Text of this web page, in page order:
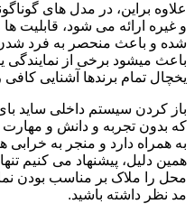
علاوه براین، در مدل های
و غیره ارائه می شود، قابلیت
شده و باعث منحصر به فرد
باعث میشود برخی از نمایندگی
یخچال تمام برندها آشنایی کافی
باز کردن سیستم داخلی ساید
که بدون تجربه و دانش و مهارت
به همراه دارد و منجر به
همین دلیل، پیشنهاد می کنیم
محل را ملاک بر مناسب بودن
مد نظر داشته باشید.